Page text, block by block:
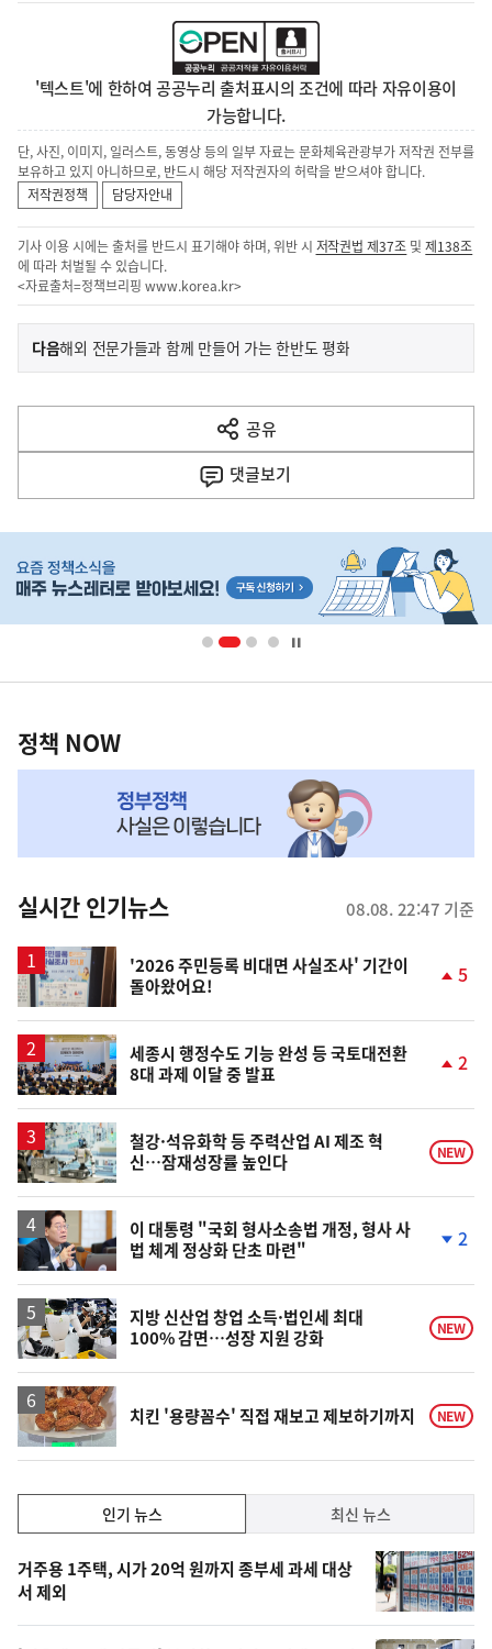
'텍스트'에 한하여 공공누리 출처표시의 조건에 따라 자유이용이
가능합니다.
단, 사진, 이미지, 일러스트, 동영상 등의 일부 자료는 문화체육관광부가 저작권 전부를
보유하고 있지 아니하므로, 반드시 해당 저작권자의 허락을 받으셔야 합니다.
저작권정책
담당자안내
기사 이용 시에는 출처를 반드시 표기해야 하며, 위반 시 저작권법 제37조 및제138조
에 따라 처벌될 수 있습니다.
<자료출처=정책브리핑 www.korea.kr>
이
전
다
음
다음기
사
해외 전문가들과 함께 만들어 가는 한반도 평화
공유
열
기
댓글보기
단
영
책
NOW,
뉴
스
정책 NOW
실시간 인기뉴스 08.08. 22:47 기준
'2026 주민등록 비대면 사실조사' 기간이
돌아왔어요!
상
5
세종시 행정수도 기능 완성 등 국토대전환
8대 과제 이달 중 발표
상
승
2
철강·석유화학 등 주력산업 AI 제조 혁
신…잠재성장률 높인다
NEW
이 대통령 "국회 형사소송법 개정, 형사 사
법 체계 정상화 단초 마련"
하
락
2
지방 신산업 창업 소득·법인세 최대
100% 감면…성장 지원 강화
NEW
치킨 '용량꼼수' 직접 재보고 제보하기까지 NEW
기,
최
신,
인기 뉴스 최신 뉴스
기
뉴
스
거주용 1주택, 시가 20억 원까지 종부세 과세 대상
서 제외